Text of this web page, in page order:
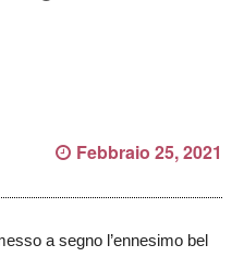
Febbraio 25, 2021
a segno l’ennesimo bel